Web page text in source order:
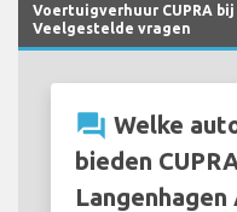
Voertuigverhuur CUPRA
Veelgestelde vragen
question_answer Welke
bieden